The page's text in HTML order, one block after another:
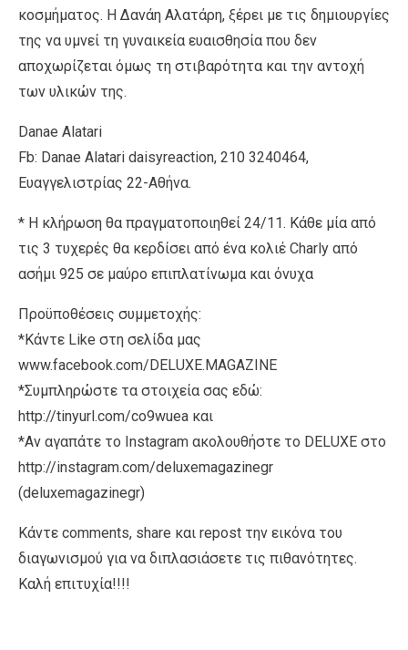
κοσμήματος. Η Δανάη Αλατάρη, ξέρει με τις δημιουργίες
της να υμνεί τη γυναικεία ευαισθησία που δεν
αποχωρίζεται όμως τη στιβαρότητα και την αντοχή
των υλικών της.
Danae Alatari
Fb: Danae Alatari daisyreaction, 210 3240464,
Ευαγγελιστρίας 22-Αθήνα.
* Η κλήρωση θα πραγματοποιηθεί 24/11. Κάθε μία από
τις 3 τυχερές θα κερδίσει από ένα κολιέ Charly από
ασήμι 925 σε μαύρο επιπλατίνωμα και όνυχα
Προϋποθέσεις συμμετοχής:
*Κάντε Like στη σελίδα μας
www.facebook.com/DELUXE.MAGAZINE
*Συμπληρώστε τα στοιχεία σας εδώ:
http://tinyurl.com/co9wuea και
*Αν αγαπάτε το Instagram ακολουθήστε το DELUXE στο
http://instagram.com/deluxemagazinegr
(deluxemagazinegr)
Κάντε comments, share και repost την εικόνα του
διαγωνισμού για να διπλασιάσετε τις πιθανότητες.
Καλή επιτυχία!!!!